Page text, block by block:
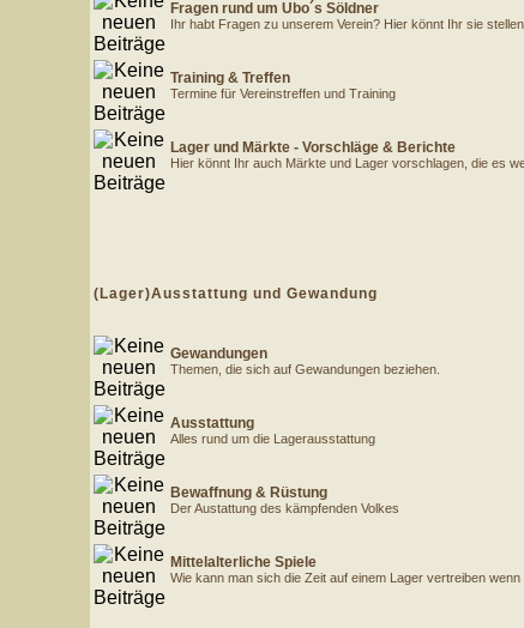
Fragen rund um Ubo´s Söldner
Ihr habt Fragen zu unserem Verein? Hier könnt Ihr sie
Training & Treffen
Termine für Vereinstreffen und Training
Lager und Märkte - Vorschläge & Berichte
Hier könnt Ihr auch Märkte und Lager vorschlagen, die es
(Lager)Ausstattung und Gewandung
Gewandungen
Themen, die sich auf Gewandungen beziehen.
Ausstattung
Alles rund um die Lagerausstattung
Bewaffnung & Rüstung
Der Austattung des kämpfenden Volkes
Mittelalterliche Spiele
Wie kann man sich die Zeit auf einem Lager vertreiben